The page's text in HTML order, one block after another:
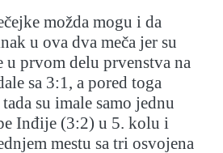
možda mogu i da
u ova dva meča jer su
u prvom delu prvenstva na
sa 3:1, a pored toga
su imale samo jednu
Inđije (3:2) u 5. kolu i
mestu sa tri osvojena